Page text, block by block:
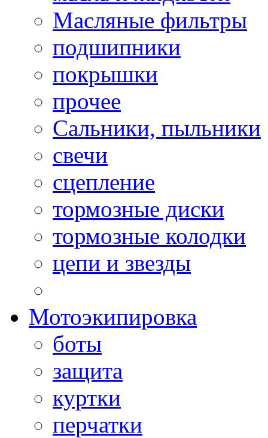
Масляные фильтры
подшипники
покрышки
прочее
Сальники, пыльники
свечи
сцепление
тормозные диски
тормозные колодки
цепи и звезды
Мотоэкипировка
боты
защита
куртки
перчатки